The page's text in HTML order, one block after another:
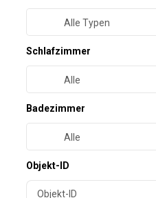
Alle Typen
Schlafzimmer
Alle
Badezimmer
Alle
Objekt-ID